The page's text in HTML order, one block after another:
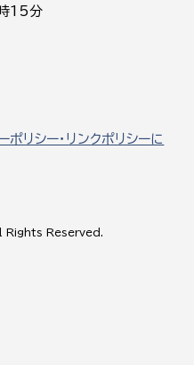
15分
ポリシー・リンクポリシーに
Reserved.